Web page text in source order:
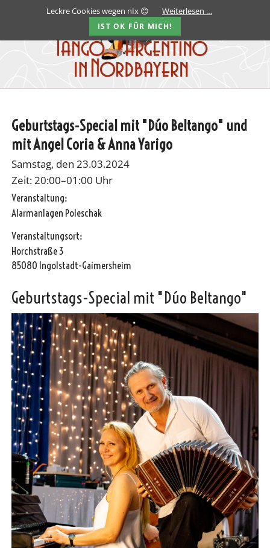
Geburtstags-Special mit "Dúo Beltango" und
mit Angel Coria & Anna Yarigo
Samstag, den 23.03.2024
Zeit: 20:00–01:00 Uhr
Veranstaltung:
Alarmanlagen Poleschak
Veranstaltungsort:
Horchstraße 3
85080 Ingolstadt-Gaimersheim
Geburtstags-Special mit "Dúo Beltango"
Leckre Cookies wegen nIx 😊 Weiterlesen …
IST OK FÜR MICH!